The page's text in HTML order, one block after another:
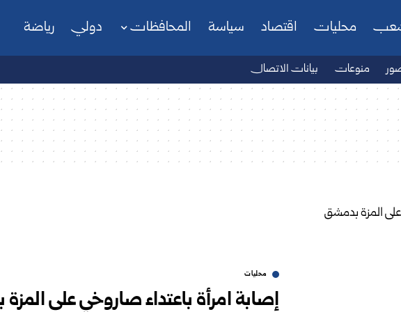
محليات اقتصاد سياسة المحافظات دولي رياضة
منوعات بيانات الاتصال
محليات
إصابة امرأة باعتداء صاروخي على